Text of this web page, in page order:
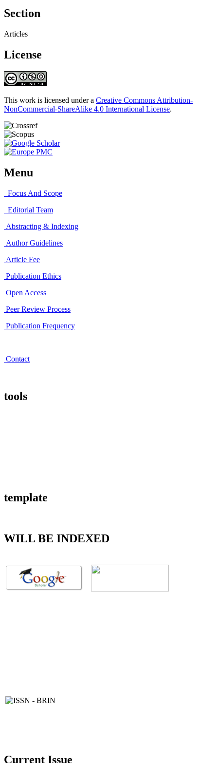
Section
Articles
License
This work is licensed under a Creative Commons Attribution-
NonCommercial-ShareAlike 4.0 International License.
Menu
Focus And Scope
Editorial Team
Abstracting & Indexing
Author Guidelines
Article Fee
Publication Ethics
Open Access
Peer Review Process
Publication Frequency
Contact
tools
template
WILL BE INDEXED
Current Issue